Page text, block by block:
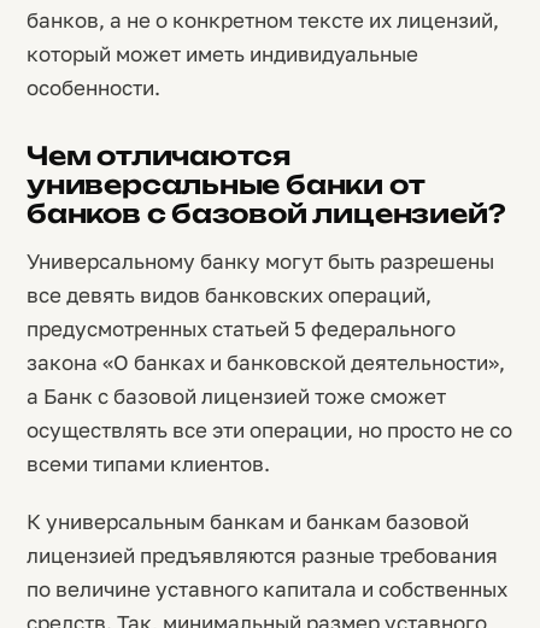
банков, а не о конкретном тексте их лицензий,
который может иметь индивидуальные
особенности.
Чем отличаются
универсальные банки от
банков с базовой лицензией?
Универсальному банку могут быть разрешены
все девять видов банковских операций,
предусмотренных статьей 5 федерального
закона «О банках и банковской деятельности»,
а Банк с базовой лицензией тоже сможет
осуществлять все эти операции, но просто не со
всеми типами клиентов.
К универсальным банкам и банкам базовой
лицензией предъявляются разные требования
по величине уставного капитала и собственных
средств. Так, минимальный размер уставного